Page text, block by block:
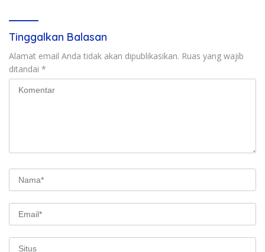
Tinggalkan Balasan
Alamat email Anda tidak akan dipublikasikan. Ruas yang wajib
ditandai *